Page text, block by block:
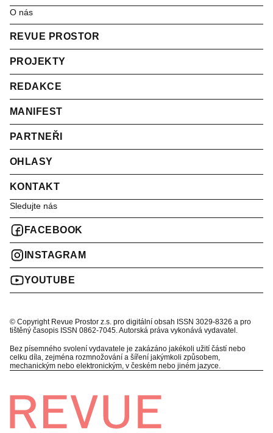
O nás
REVUE PROSTOR
PROJEKTY
REDAKCE
MANIFEST
PARTNEŘI
OHLASY
KONTAKT
Sledujte nás
FACEBOOK
INSTAGRAM
YOUTUBE
© Copyright Revue Prostor z.s. pro digitální obsah ISSN 3029-8326 a pro
tištěný časopis ISSN 0862-7045. Autorská práva vykonává vydavatel.
Bez písemného svolení vydavatele je zakázáno jakékoli užití částí nebo
celku díla, zejména rozmnožování a šíření jakýmkoli způsobem,
mechanickým nebo elektronickým, v českém nebo jiném jazyce.